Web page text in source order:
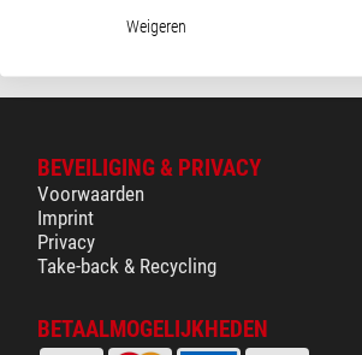
BEVEILIGING & PRIVACY
Voorwaarden
Imprint
Privacy
Take-back & Recycling
BETAALMOGELIJKHEDEN
Weigeren